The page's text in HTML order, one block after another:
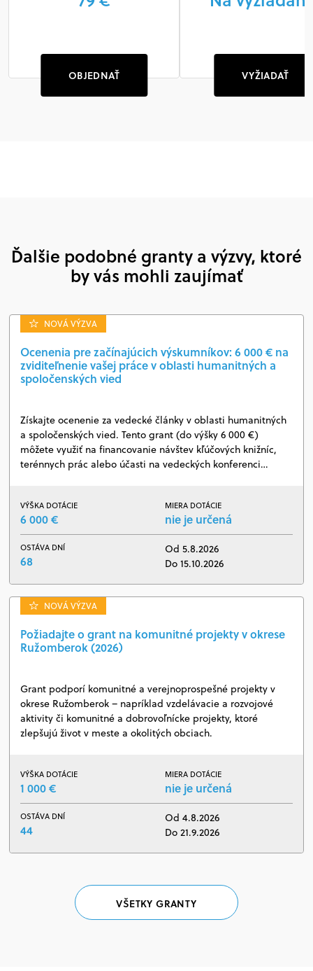
OBJEDNAŤ VYŽIADAŤ
Ďalšie podobné granty a výzvy, ktoré
by vás mohli zaujímať
NOVÁ VÝZVA
Ocenenia pre začínajúcich výskumníkov: 6 000 € na
zviditeľnenie vašej práce v oblasti humanitných a
spoločenských vied
Získajte ocenenie za vedecké články v oblasti humanitných
a spoločenských vied. Tento grant (do výšky 6 000 €)
môžete využiť na financovanie návštev kľúčových knižníc,
terénnych prác alebo účasti na vedeckých konferenci…
VÝŠKA DOTÁCIE
6 000 €
MIERA DOTÁCIE
nie je určená
OSTÁVA DNÍ
68
Od 5.8.2026
Do 15.10.2026
NOVÁ VÝZVA
Požiadajte o grant na komunitné projekty v okrese
Ružomberok (2026)
Grant podporí komunitné a verejnoprospešné projekty v
okrese Ružomberok – napríklad vzdelávacie a rozvojové
aktivity či komunitné a dobrovoľnícke projekty, ktoré
zlepšujú život v meste a okolitých obciach.
VÝŠKA DOTÁCIE
1 000 €
MIERA DOTÁCIE
nie je určená
OSTÁVA DNÍ
44
Od 4.8.2026
Do 21.9.2026
VŠETKY GRANTY